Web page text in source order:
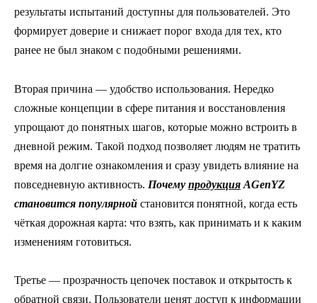
результаты испытаний доступны для пользователей. Это
формирует доверие и снижает порог входа для тех, кто
ранее не был знаком с подобными решениями.
Вторая причина — удобство использования. Нередко
сложные концепции в сфере питания и восстановления
упрощают до понятных шагов, которые можно встроить в
дневной режим. Такой подход позволяет людям не тратить
время на долгие ознакомления и сразу увидеть влияние на
повседневную активность. Почему продукция AGenYZ
становится популярной становится понятной, когда есть
чёткая дорожная карта: что взять, как принимать и к каким
изменениям готовиться.
Третье — прозрачность цепочек поставок и открытость к
обратной связи. Пользователи ценят доступ к информации